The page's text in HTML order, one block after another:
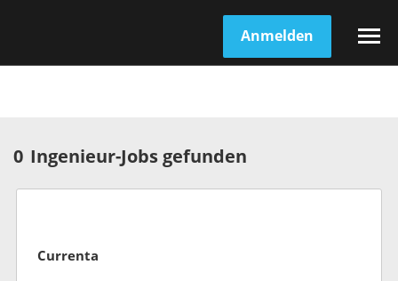
Anmelden
0 Ingenieur-Jobs gefunden
Currenta